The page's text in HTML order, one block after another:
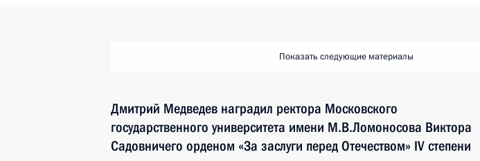
Показать следующие материалы
Дмитрий Медведев наградил ректора Московского
государственного университета имени М.В.Ломоносова Виктора
Садовничего орденом «За заслуги перед Отечеством» IV степени